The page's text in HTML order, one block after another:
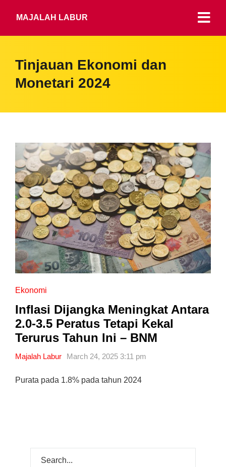
MAJALAH LABUR
Tinjauan Ekonomi dan
Monetari 2024
Ekonomi
Inflasi Dijangka Meningkat Antara
2.0-3.5 Peratus Tetapi Kekal
Terurus Tahun Ini – BNM
Majalah Labur March 24, 2025 3:11 pm
Purata pada 1.8% pada tahun 2024